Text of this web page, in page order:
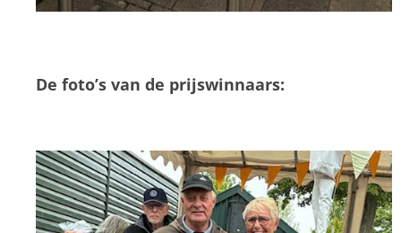
De foto’s van de prijswinnaars: